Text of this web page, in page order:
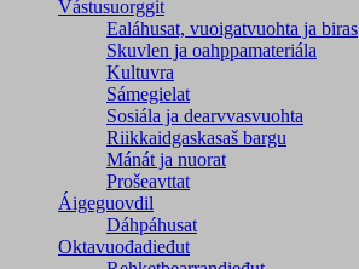
Vástusuorggit
Ealáhusat, vuoigatvuohta ja biras
Skuvlen ja oahppamateriála
Kultuvra
Sámegielat
Sosiála ja dearvvasvuohta
Riikkaidgaskasaš bargu
Mánát ja nuorat
Prošeavttat
Áigeguovdil
Dáhpáhusat
Oktavuođadieđut